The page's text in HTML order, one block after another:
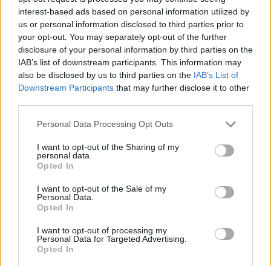
interest-based ads based on personal information utilized by
us or personal information disclosed to third parties prior to
your opt-out. You may separately opt-out of the further
disclosure of your personal information by third parties on the
IAB’s list of downstream participants. This information may
also be disclosed by us to third parties on the IAB’s List of
Downstream Participants that may further disclose it to other
Personal Data Processing Opt Outs
I want to opt-out of the Sharing of my
personal data.
Opted In
I want to opt-out of the Sale of my
Personal Data.
Opted In
I want to opt-out of processing my
Personal Data for Targeted Advertising.
Opted In
La Chatte
https://multiup.org/download/
1960
La Chatte sort ses griffes
https://multiup.org/download/
1966
La ligne de démarcation
https://multiup.org/download/
1973
La ligne de démarcation ‐ Part 1